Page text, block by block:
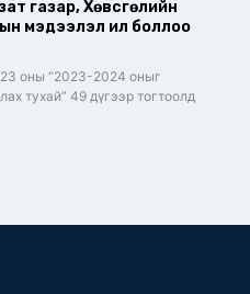
газар, Хөвсгөлийн
мэдээлэл ил боллоо
оны “2023-2024 оныг
тухай” 49 дүгээр тогтоолд